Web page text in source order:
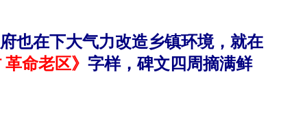
也在下大气力改造乡镇环境，就在
革命老区》 字样，碑文四周摘满鲜